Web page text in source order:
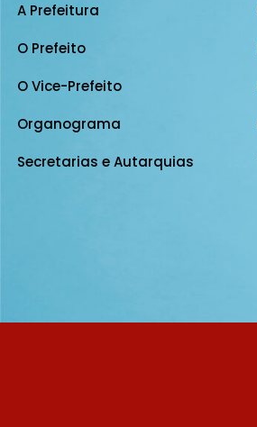
A Prefeitura
O Prefeito
O Vice-Prefeito
Organograma
Secretarias e Autarquias